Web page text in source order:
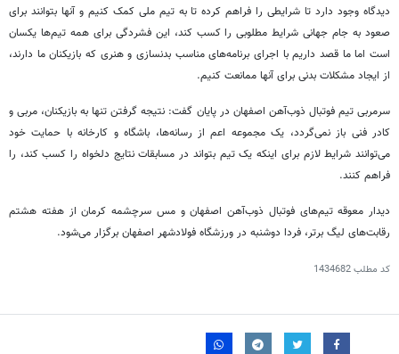
دیدگاه وجود دارد تا شرایطی را فراهم کرده تا به تیم ملی کمک کنیم و آنها بتوانند برای
صعود به جام جهانی شرایط مطلوبی را کسب کند، این فشردگی برای همه تیم‌ها یکسان
است اما ما قصد داریم با اجرای برنامه‌های مناسب بدنسازی و هنری که بازیکنان ما دارند،
از ایجاد مشکلات بدنی برای آنها ممانعت کنیم.
سرمربی تیم فوتبال ذوب‌آهن اصفهان در پایان گفت: نتیجه گرفتن تنها به بازیکنان، مربی و
کادر فنی باز نمی‌گردد، یک مجموعه اعم از رسانه‌ها، باشگاه و کارخانه با حمایت خود
می‌‎توانند شرایط لازم برای اینکه یک تیم بتواند در مسابقات نتایج دلخواه را کسب کند، را
فراهم کنند.
دیدار معوقه تیم‌های فوتبال ذوب‌آهن اصفهان و مس سرچشمه کرمان از هفته هشتم
رقابت‌های لیگ برتر، فردا دوشنبه در ورزشگاه فولادشهر اصفهان برگزار می‌شود.
کد مطلب1434682